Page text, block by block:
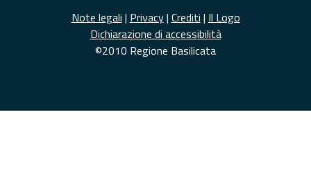
Note legali | Privacy| Crediti | Il Logo
Dichiarazione di accessibilità
©2010 Regione Basilicata